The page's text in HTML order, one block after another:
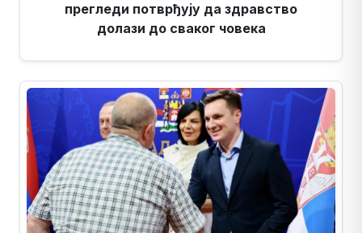
прегледи потврђују да здравство
долази до сваког човека